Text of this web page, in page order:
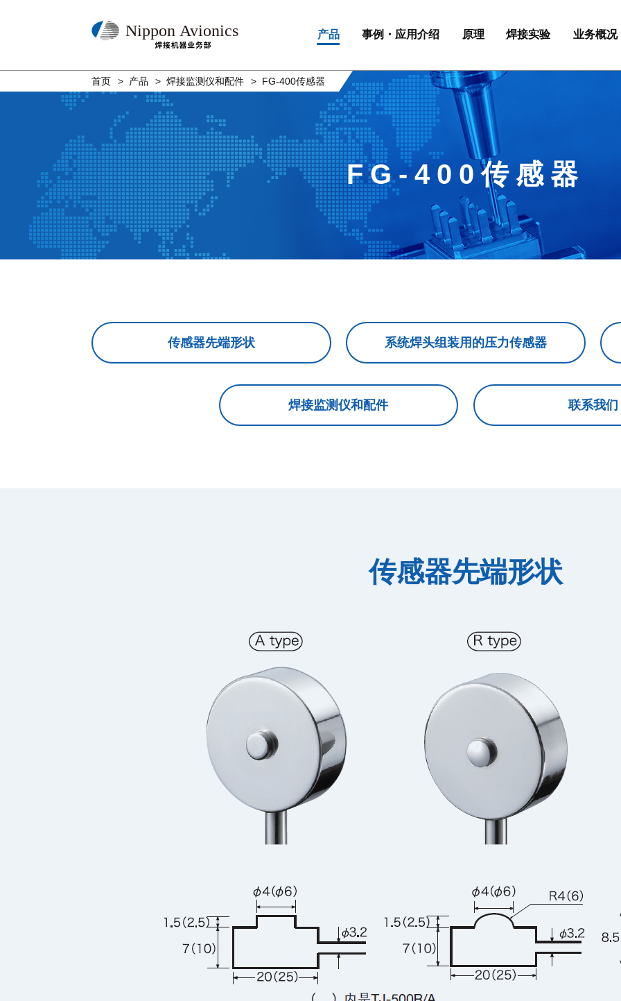
Nippon Avionics 产品 事例・应用介绍 原理 焊接实验 业务概况
FG-400传感器
首页 产品 焊接监测仪和配件 FG-400传感器
传感器先端形状 系统焊头组装用的压力传感器
焊接监测仪和配件 联系我们
传感器先端形状